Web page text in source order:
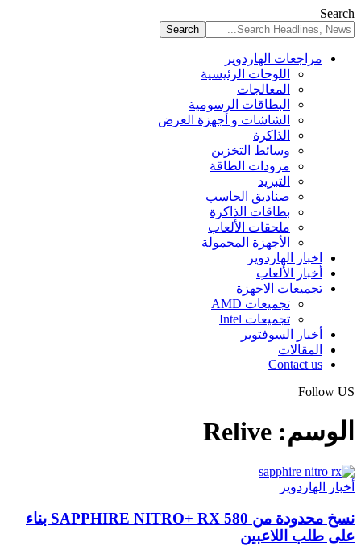
Search
مراجعات الهاردوير
اللوحات الرئيسية
المعالجات
البطاقات الرسومية
الشاشات و أجهزة العرض
الذاكرة
وسائط التخزين
مزودات الطاقة
التبريد
صناديق الحاسب
بطاقات الذاكرة
ملحقات الألعاب
الأجهزة المحمولة
اخبار الهاردوير
أخبار الألعاب
تجميعات الاجهزة
تجميعات AMD
تجميعات Intel
أخبار السوفتوير
المقالات
Contact us
Follow US
الوسم: Relive
أخبار الهاردوير
نسخ محدودة من SAPPHIRE NITRO+ RX 580 بناء
على طلب اللاعبين